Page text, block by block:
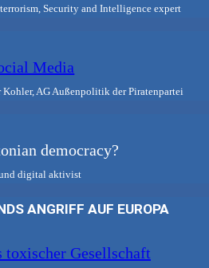
Security and Intelligence expert
Media
AG Außenpolitik der Piratenpartei
democracy?
digital aktivist
ANGRIFF AUF EUROPA
toxischer Gesellschaft